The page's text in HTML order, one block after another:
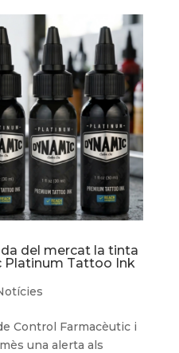
del mercat la tinta
Platinum Tattoo Ink
Control Farmacèutic i
una alerta als